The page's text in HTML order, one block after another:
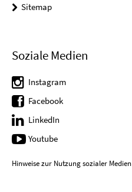
Sitemap
Soziale Medien
Instagram
Facebook
LinkedIn
Youtube
Hinweise zur Nutzung sozialer Medien